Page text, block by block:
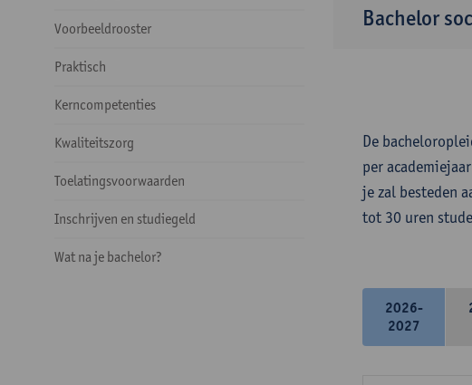
Bachelor
Voorbeeldrooster
Praktisch
Kerncompetenties
Kwaliteitszorg
Toelatingsvoorwaarden
Inschrijven en studiegeld
Wat na je bachelor?
De
per
je zal besteden
tot 30 uren
2026-
2027